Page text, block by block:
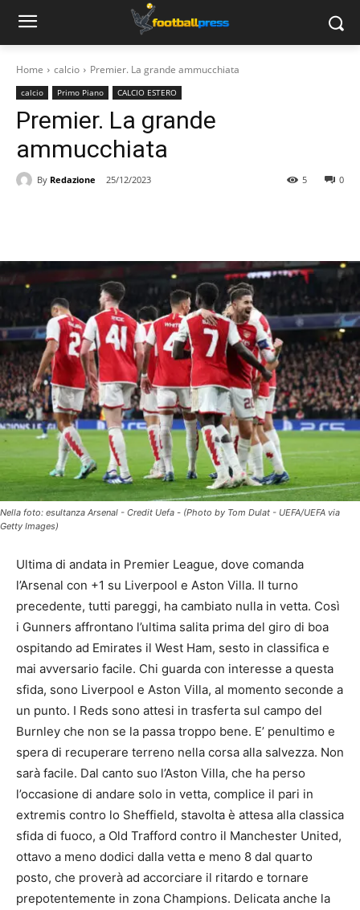
Home calcio Premier. La grande ammucchiata
calcio Primo Piano CALCIO ESTERO
Premier. La grande
ammucchiata
By Redazione 25/12/2023 0
5
Nella foto: esultanza Arsenal - Credit Uefa - (Photo by Tom Dulat - UEFA/UEFA via
Getty Images)
Ultima di andata in Premier League, dove comanda
l’Arsenal con +1 su Liverpool e Aston Villa. Il turno
precedente, tutti pareggi, ha cambiato nulla in vetta. Così
i Gunners affrontano l’ultima salita prima del giro di boa
ospitando ad Emirates il West Ham, sesto in classifica e
mai avversario facile. Chi guarda con interesse a questa
sfida, sono Liverpool e Aston Villa, al momento seconde a
un punto. I Reds sono attesi in trasferta sul campo del
Burnley che non se la passa troppo bene. E’ penultimo e
spera di recuperare terreno nella corsa alla salvezza. Non
sarà facile. Dal canto suo l’Aston Villa, che ha perso
l’occasione di andare solo in vetta, complice il pari in
extremis contro lo Sheffield, stavolta è attesa alla classica
sfida di fuoco, a Old Trafford contro il Manchester United,
ottavo a meno dodici dalla vetta e meno 8 dal quarto
posto, che proverà ad accorciare il ritardo e tornare
prepotentemente in zona Champions. Delicata anche la